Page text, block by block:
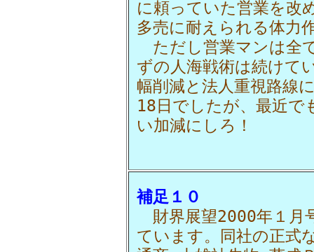
に頼っていた営業を改
多売に耐えられる体力
ただし営業マンは全
ずの人海戦術は続けて
幅削減と法人重視路線
18日でしたが、最近で
い加減にしろ！
補足１０
財界展望2000年１月
ています。同社の正式